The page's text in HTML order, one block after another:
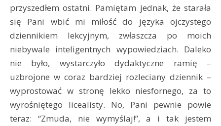
przyszedłem ostatni. Pamiętam jednak, że starała
się Pani wbić mi miłość do języka ojczystego
dziennikiem lekcyjnym, zwłaszcza po moich
niebywale inteligentnych wypowiedziach. Daleko
nie było, wystarczyło dydaktyczne ramię –
uzbrojone w coraz bardziej rozleciany dziennik –
wyprostować w stronę lekko niesfornego, za to
wyrośniętego licealisty. No, Pani pewnie powie
teraz: “Zmuda, nie wymyślaj!”, a i tak jestem